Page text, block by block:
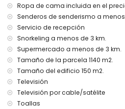
kilómetros de la casa)
Lugares de interés y cultura en
museo (Histórico de Jávea,
Loreto, Puerto, Jávea), ruina
monumento (Pueblo de Jávea,
arquitectónico (Pueblo de
(Pueblo de Jávea y Jávea) (a
alojamiento)
palacio (Palacio Real,
Denia) (a menos de 25
Ropa de cama incluida en el
Senderos de senderismo a
Servicio de recepción
Snorkeling a menos de 3 km.
Supermercado a menos de 3 km.
Tamaño de la parcela 1140 m2.
Tamaño del edificio 150 m2.
Televisión
Televisión por cable/satélite
Toallas